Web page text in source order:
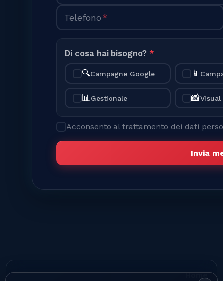
Telefono*
Di cosa hai bisogno? *
🔍Campagne Google 📱
📊Gestionale 📸
Acconsento al trattamento dei dati
Invia
Home